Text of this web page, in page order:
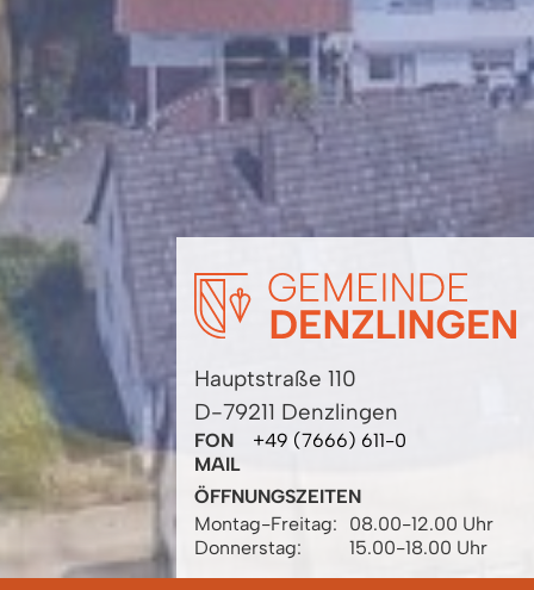
Hauptstraße 110
D-79211 Denzlingen
FON
+49 (7666) 611-0
MAIL
ÖFFNUNGSZEITEN
Montag-Freitag:
08.00-12.00 Uhr
Donnerstag:
15.00-18.00 Uhr